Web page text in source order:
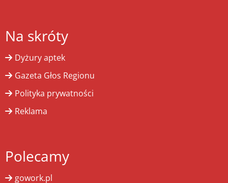
Na skróty
Dyżury aptek
Gazeta Głos Regionu
Polityka prywatności
Reklama
Polecamy
gowork.pl